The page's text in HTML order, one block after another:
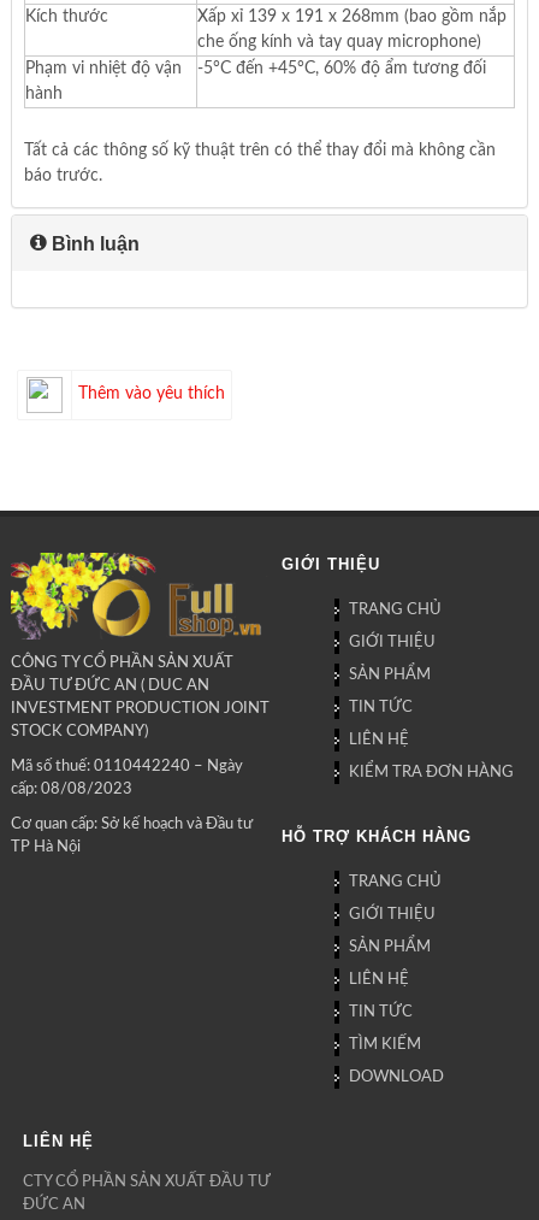
Kích thước
Xấp xỉ 139 x 191 x 268mm (bao gồm nắp
che ống kính và tay quay microphone)
Phạm vi nhiệt độ vận
hành
-5°C đến +45°C, 60% độ ẩm tương đối
Tất cả các thông số kỹ thuật trên có thể thay đổi mà không cần
báo trước.
Bình luận
Thêm vào yêu thích
CÔNG TY CỔ PHẦN SẢN XUẤT
ĐẦU TƯ ĐỨC AN ( DUC AN
INVESTMENT PRODUCTION JOINT
STOCK COMPANY)
Mã số thuế: 0110442240 – Ngày
cấp: 08/08/2023
Cơ quan cấp: Sở kế hoạch và Đầu tư
TP Hà Nội
GIỚI THIỆU
TRANG CHỦ
GIỚI THIỆU
SẢN PHẨM
TIN TỨC
LIÊN HỆ
KIỂM TRA ĐƠN HÀNG
HỖ TRỢ KHÁCH HÀNG
TRANG CHỦ
GIỚI THIỆU
SẢN PHẨM
LIÊN HỆ
TIN TỨC
TÌM KIẾM
DOWNLOAD
LIÊN HỆ
CTY CỔ PHẦN SẢN XUẤT ĐẦU TƯ
ĐỨC AN